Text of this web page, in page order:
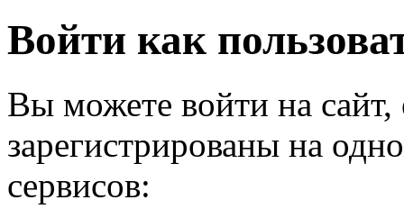
Войти как
Вы можете войти на сайт,
зарегистрированы на
сервисов: